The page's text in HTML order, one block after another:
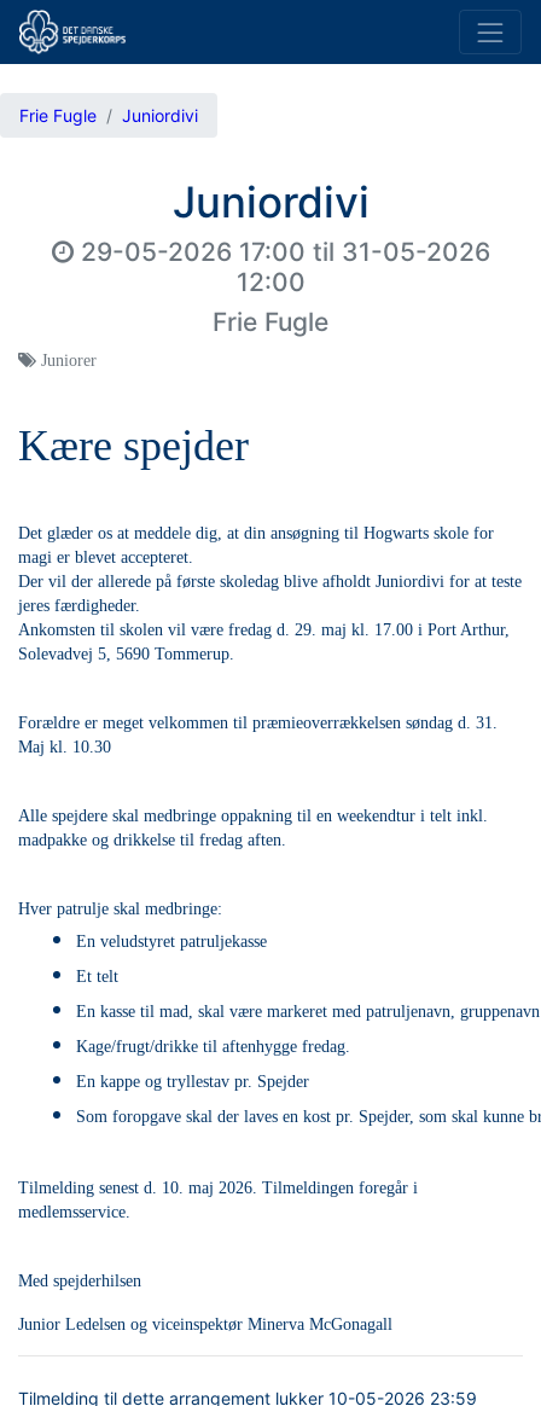
Frie Fugle Juniordivi
Juniordivi
29-05-2026 17:00 til 31-05-2026
12:00
Frie Fugle
Juniorer
Kære spejder
Det glæder os at meddele dig, at din ansøgning til Hogwarts skole for
magi er blevet accepteret.
Der vil der allerede på første skoledag blive afholdt Juniordivi for at teste
jeres færdigheder.
Ankomsten til skolen vil være fredag d. 29. maj kl. 17.00 i Port Arthur,
Solevadvej 5, 5690 Tommerup.
Forældre er meget velkommen til præmieoverrækkelsen søndag d. 31.
Maj kl. 10.30
Alle spejdere skal medbringe oppakning til en weekendtur i telt inkl.
madpakke og drikkelse til fredag aften.
Hver patrulje skal medbringe:
En veludstyret patruljekasse
Et telt
En kasse til mad, skal være markeret med patruljenavn,
Kage/frugt/drikke til aftenhygge fredag.
En kappe og tryllestav pr. Spejder
Som foropgave skal der laves en kost pr. Spejder, som skal
Tilmelding senest d. 10. maj 2026. Tilmeldingen foregår i
medlemsservice.
Med spejderhilsen
Junior Ledelsen og viceinspektør Minerva McGonagall
Tilmelding til dette arrangement lukker 10-05-2026 23:59